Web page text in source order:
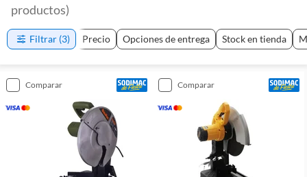
productos)
Filtrar (3) Precio Opciones de entrega Stock en tienda
comparar comparar